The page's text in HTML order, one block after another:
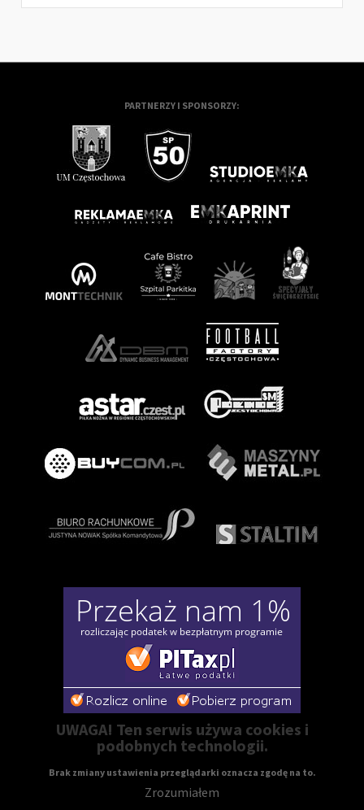
PARTNERZY I SPONSORZY:
UWAGA! Ten serwis używa cookies i
podobnych technologii.
Brak zmiany ustawienia przeglądarki oznacza zgodę na to.
Zrozumiałem